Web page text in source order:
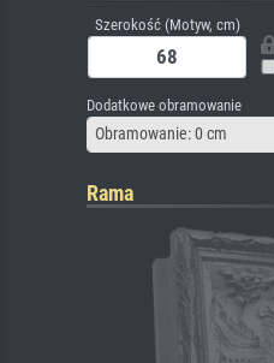
Szerokość (Motyw, cm)
Dodatkowe obramowanie
Obramowanie: 0 cm
Rama